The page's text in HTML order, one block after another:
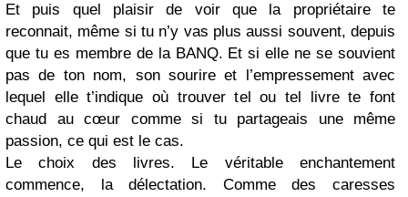
Et puis quel plaisir de voir que la propriétaire te
reconnait, même si tu n’y vas plus aussi souvent, depuis
que tu es membre de la BANQ. Et si elle ne se souvient
pas de ton nom, son sourire et l’empressement avec
lequel elle t’indique où trouver tel ou tel livre te font
chaud au cœur comme si tu partageais une même
passion, ce qui est le cas.
Le choix des livres. Le véritable enchantement
commence, la délectation. Comme des caresses